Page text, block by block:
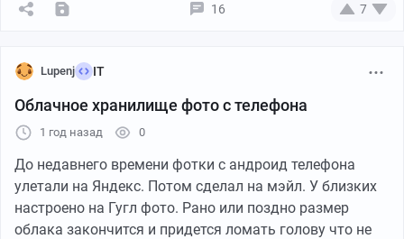
16 7
Lupenj IT
Облачное хранилище фото с телефона
1 год назад 0
До недавнего времени фотки с андроид телефона
улетали на Яндекс. Потом сделал на мэйл. У близких
настроено на Гугл фото. Рано или поздно размер
облака закончится и придется ломать голову что не